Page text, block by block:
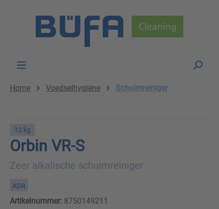
Home Voedselhygiëne Schuimreiniger
12 kg
Orbin VR-S
Zeer alkalische schuimreiniger
ADR
Artikelnummer: 8750149211